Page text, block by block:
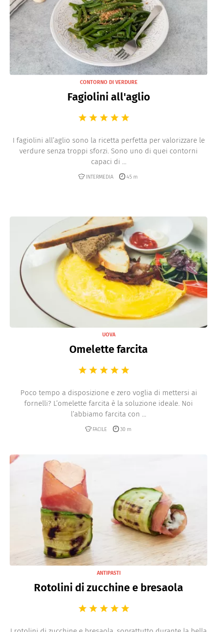
CONTORNO DI VERDURE
Fagiolini all'aglio
I fagiolini all’aglio sono la ricetta perfetta per valorizzare le
verdure senza troppi sforzi. Sono uno di quei contorni
capaci di ...
INTERMEDIA 45 m
UOVA
Omelette farcita
Poco tempo a disposizione e zero voglia di mettersi ai
fornelli? L’omelette farcita è la soluzione ideale. Noi
l’abbiamo farcita con ...
FACILE 30 m
ANTIPASTI
Rotolini di zucchine e bresaola